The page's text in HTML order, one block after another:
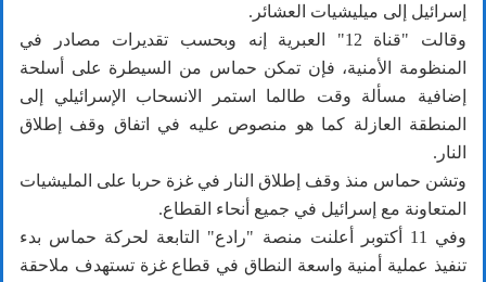
إسرائيل إلى ميليشيات العشائر.
وقالت "قناة 12" العبرية إنه وبحسب تقديرات مصادر في
المنظومة الأمنية، فإن تمكن حماس من السيطرة على أسلحة
إضافية مسألة وقت طالما استمر الانسحاب الإسرائيلي إلى
المنطقة العازلة كما هو منصوص عليه في اتفاق وقف إطلاق
النار.
وتشن حماس منذ وقف إطلاق النار في غزة حربا على المليشيات
المتعاونة مع إسرائيل في جميع أنحاء القطاع.
وفي 11 أكتوبر أعلنت منصة "رادع" التابعة لحركة حماس بدء
تنفيذ عملية أمنية واسعة النطاق في قطاع غزة تستهدف ملاحقة